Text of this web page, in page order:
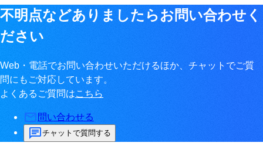
不明点などありましたらお問い合わせく
ださい
Web・電話でお問い合わせいただけるほか、チャットでご質
問にもご対応しています。
よくあるご質問はこちら
問い合わせる
チャットで質問する